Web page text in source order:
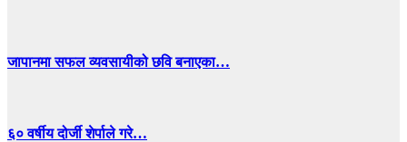
जापानमा सफल व्यवसायीको छवि बनाएका…
६० वर्षीय दोर्जी शेर्पाले गरे…